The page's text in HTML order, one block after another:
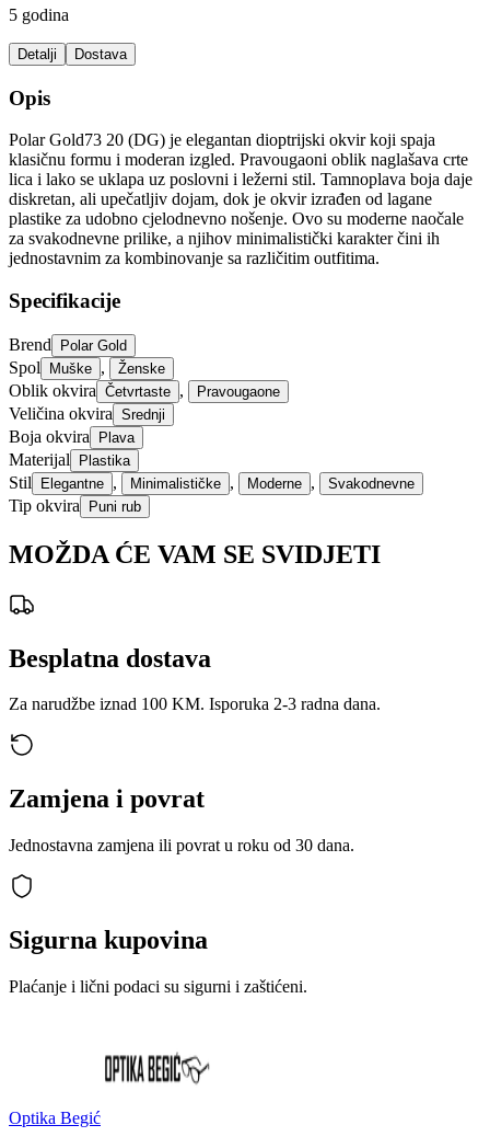
5 godina
Detalji Dostava
Opis
Polar Gold73 20 (DG) je elegantan dioptrijski okvir koji spaja
klasičnu formu i moderan izgled. Pravougaoni oblik naglašava crte
lica i lako se uklapa uz poslovni i ležerni stil. Tamnoplava boja daje
diskretan, ali upečatljiv dojam, dok je okvir izrađen od lagane
plastike za udobno cjelodnevno nošenje. Ovo su moderne naočale
za svakodnevne prilike, a njihov minimalistički karakter čini ih
jednostavnim za kombinovanje sa različitim outfitima.
Specifikacije
Brend Polar Gold
Spol Muške , Ženske
Oblik okvira Četvrtaste , Pravougaone
Veličina okvira Srednji
Boja okvira Plava
Materijal Plastika
Stil Elegantne , Minimalističke , Moderne , Svakodnevne
Tip okvira Puni rub
MOŽDA ĆE VAM SE SVIDJETI
Besplatna dostava
Za narudžbe iznad 100 KM. Isporuka 2-3 radna dana.
Zamjena i povrat
Jednostavna zamjena ili povrat u roku od 30 dana.
Sigurna kupovina
Plaćanje i lični podaci su sigurni i zaštićeni.
Optika Begić